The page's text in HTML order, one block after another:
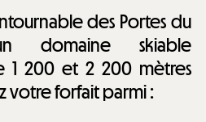
des Portes du
domaine skiable
1 200 et 2 200 mètres
votre forfait parmi :